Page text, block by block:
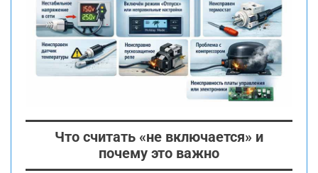
Что считать «не включается» и
почему это важно